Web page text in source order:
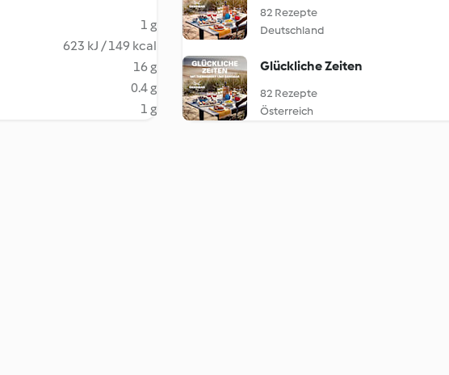
1 g
623 kJ / 149 kcal
16 g
0.4 g
1 g
82 Rezepte
Deutschland
Glückliche Zeiten
82 Rezepte
Österreich